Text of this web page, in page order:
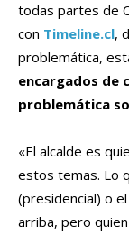
todas partes de
con Timeline.cl,
problemática,
encargados de
problemática
«El alcalde es
estos temas. Lo
(presidencial) o
arriba, pero